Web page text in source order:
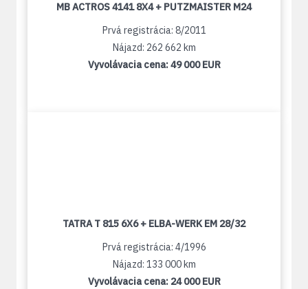
MB ACTROS 4141 8X4 + PUTZMAISTER M24
Prvá registrácia: 8/2011
Nájazd: 262 662 km
Vyvolávacia cena:49 000 EUR
TATRA T 815 6X6 + ELBA-WERK EM 28/32
Prvá registrácia: 4/1996
Nájazd: 133 000 km
Vyvolávacia cena: 24 000 EUR